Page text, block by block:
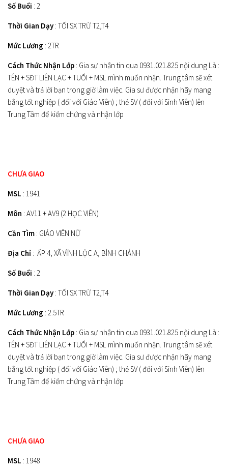
Số Buổi : 2
Thời Gian Dạy : TỐI SX TRỪ T2,T4
Mức Lương : 2TR
Cách Thức Nhận Lớp : Gia sư nhắn tin qua 0931.021.825 nội dung Là :
TÊN + SĐT LIÊN LẠC + TUỔI + MSL mình muốn nhận. Trung tâm sẽ xét
duyệt và trả lời bạn trong giờ làm việc. Gia sư được nhận hãy mang
bằng tốt nghiệp ( đối với Giáo Viên) ; thẻ SV ( đối với Sinh Viên) lên
Trung Tâm để kiểm chứng và nhận lớp
CHƯA GIAO
MSL : 1941
Môn : AV11 + AV9 (2 HỌC VIÊN)
Cần Tìm : GIÁO VIÊN NỮ
Địa Chỉ : ẤP 4, XÃ VĨNH LỘC A, BÌNH CHÁNH
Số Buổi : 2
Thời Gian Dạy : TỐI SX TRỪ T2,T4
Mức Lương : 2.5TR
Cách Thức Nhận Lớp : Gia sư nhắn tin qua 0931.021.825 nội dung Là :
TÊN + SĐT LIÊN LẠC + TUỔI + MSL mình muốn nhận. Trung tâm sẽ xét
duyệt và trả lời bạn trong giờ làm việc. Gia sư được nhận hãy mang
bằng tốt nghiệp ( đối với Giáo Viên) ; thẻ SV ( đối với Sinh Viên) lên
Trung Tâm để kiểm chứng và nhận lớp
CHƯA GIAO
MSL : 1948